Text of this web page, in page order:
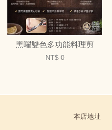
黑曜雙色多功能料理剪
NT$ 0
本店地址